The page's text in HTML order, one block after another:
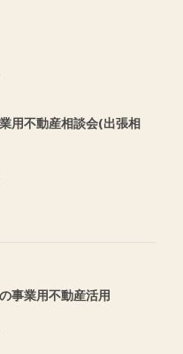
用不動産相談会(出張相
事業用不動産活用